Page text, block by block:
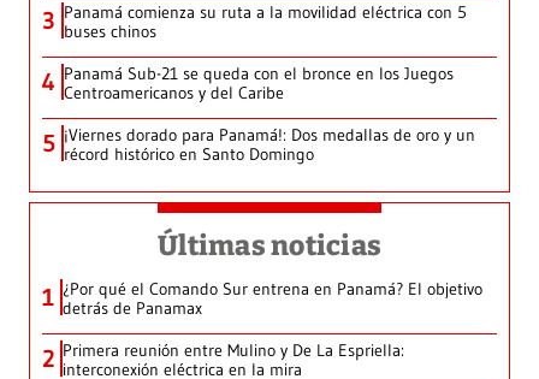
3 Panamá comienza su ruta a la movilidad eléctrica con 5
buses chinos
4 Panamá Sub-21 se queda con el bronce en los Juegos
Centroamericanos y del Caribe
5 ¡Viernes dorado para Panamá!: Dos medallas de oro y un
récord histórico en Santo Domingo
Últimas noticias
1 ¿Por qué el Comando Sur entrena en Panamá? El objetivo
detrás de Panamax
2 Primera reunión entre Mulino y De La Espriella:
interconexión eléctrica en la mira